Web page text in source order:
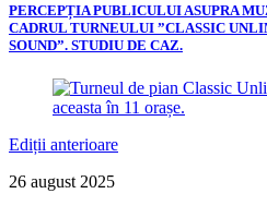
PERCEPȚIA PUBLICULUI ASUPRA
CADRUL TURNEULUI ”CLASSIC
SOUND”. STUDIU DE CAZ.
Ediții anterioare
26 august 2025